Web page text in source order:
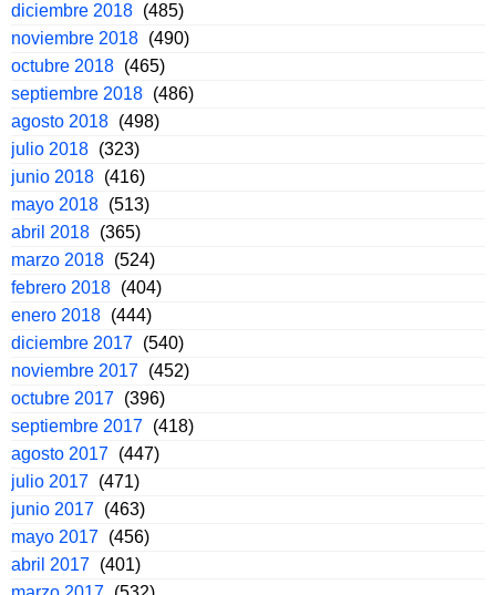
diciembre 2018 (485)
noviembre 2018 (490)
octubre 2018 (465)
septiembre 2018 (486)
agosto 2018 (498)
julio 2018 (323)
junio 2018 (416)
mayo 2018 (513)
abril 2018 (365)
marzo 2018 (524)
febrero 2018 (404)
enero 2018 (444)
diciembre 2017 (540)
noviembre 2017 (452)
octubre 2017 (396)
septiembre 2017 (418)
agosto 2017 (447)
julio 2017 (471)
junio 2017 (463)
mayo 2017 (456)
abril 2017 (401)